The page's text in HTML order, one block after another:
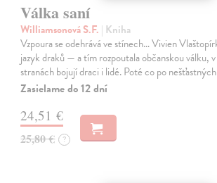
Válka saní
Williamsonová S.F. | Kniha
Vzpoura se odehrává ve stínech… Vivien
jazyk draků — a tím rozpoutala občanskou válku, v
stranách bojují draci i lidé. Poté co po
Zasielame do 12 dní
24,51 €
25,80 € ?